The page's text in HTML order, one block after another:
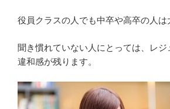
役員クラスの人でも中卒や高卒の人は
聞き慣れていない人にとっては、レ
違和感が残ります。